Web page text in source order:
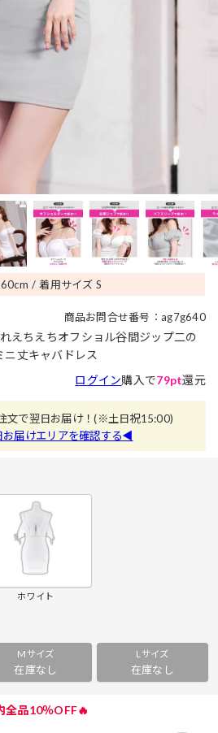
cm 着用サイズ S
商品お問合せ番号：ag7g640
えちえちオフショル谷間ジップ二の
丈キャバドレス
ログイン購入で79pt還元
文で翌日お届け！(※土日祝15:00)
届けエリアを確認する◀
ホワイト
Mサイズ
在庫なし
Lサイズ
在庫なし
全品10％OFF🔥